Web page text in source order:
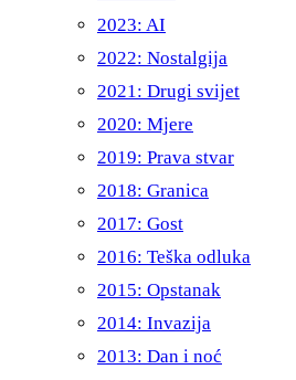
2023: AI
2022: Nostalgija
2021: Drugi svijet
2020: Mjere
2019: Prava stvar
2018: Granica
2017: Gost
2016: Teška odluka
2015: Opstanak
2014: Invazija
2013: Dan i noć